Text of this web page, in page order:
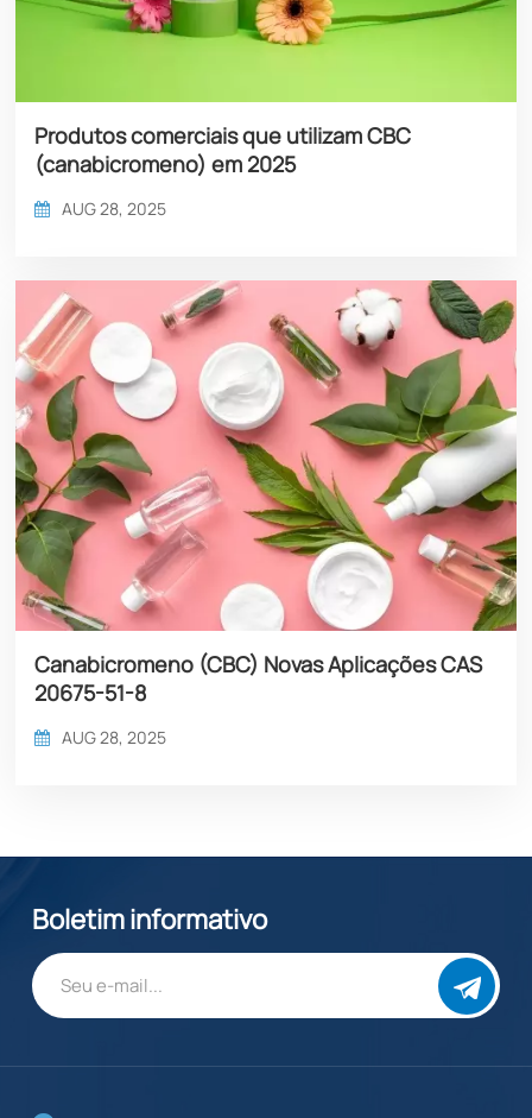
Produtos comerciais que utilizam CBC
(canabicromeno) em 2025
AUG 28, 2025
Canabicromeno (CBC) Novas Aplicações CAS
20675-51-8​​
AUG 28, 2025
Boletim informativo